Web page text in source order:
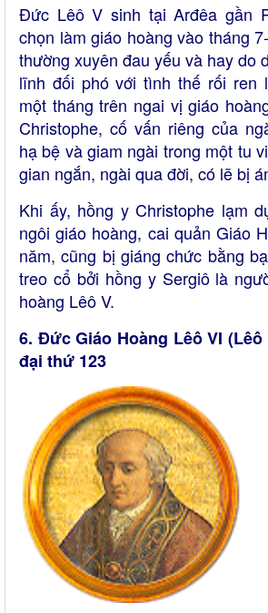
Đức Lêô V sinh tại Arđêa gần
chọn làm giáo hoàng vào tháng
thường xuyên đau yếu và hay do
lĩnh đối phó với tình thế rối ren
một tháng trên ngai vị giáo
Christophe, cố vấn riêng của
hạ bệ và giam ngài trong một tu
gian ngắn, ngài qua đời, có lẽ bị
Khi ấy, hồng y Christophe lạm
ngôi giáo hoàng, cai quản Giáo
năm, cũng bị giáng chức bằng
treo cổ bởi hồng y Sergiô là
hoàng Lêô V.
6. Đức Giáo Hoàng Lêô VI (Lêô
đại thứ 123